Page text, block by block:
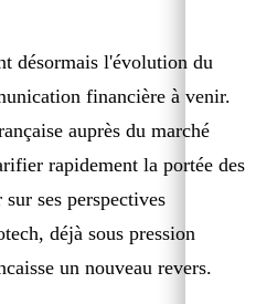
désormais l'évolution du
financière à venir.
auprès du marché
rapidement la portée des
ses perspectives
déjà sous pression
un nouveau revers.